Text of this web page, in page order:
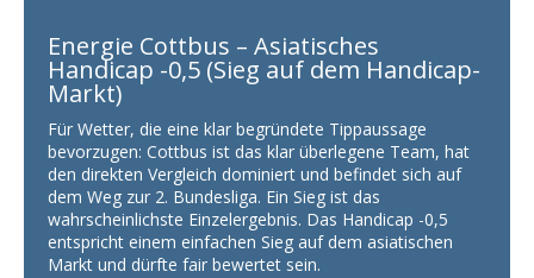
Energie Cottbus – Asiatisches
Handicap -0,5 (Sieg auf dem Handicap-
Markt)
Für Wetter, die eine klar begründete Tippaussage
bevorzugen: Cottbus ist das klar überlegene Team, hat
den direkten Vergleich dominiert und befindet sich auf
dem Weg zur 2. Bundesliga. Ein Sieg ist das
wahrscheinlichste Einzelergebnis. Das Handicap -0,5
entspricht einem einfachen Sieg auf dem asiatischen
Markt und dürfte fair bewertet sein.